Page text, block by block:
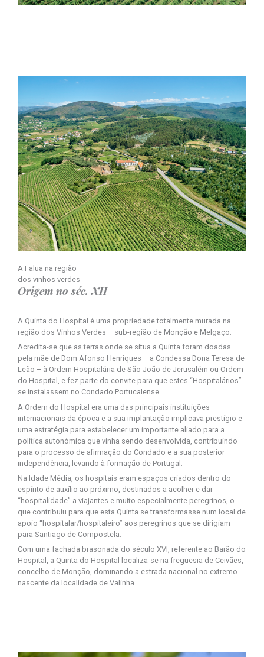
A Falua na região
dos vinhos verdes
Origem no séc. XII
A Quinta do Hospital é uma propriedade totalmente murada na
região dos Vinhos Verdes – sub-região de Monção e Melgaço.
Acredita-se que as terras onde se situa a Quinta foram doadas
pela mãe de Dom Afonso Henriques – a Condessa Dona Teresa de
Leão – à Ordem Hospitalária de São João de Jerusalém ou Ordem
do Hospital, e fez parte do convite para que estes “Hospitalários”
se instalassem no Condado Portucalense.
A Ordem do Hospital era uma das principais instituições
internacionais da época e a sua implantação implicava prestígio e
uma estratégia para estabelecer um importante aliado para a
política autonómica que vinha sendo desenvolvida, contribuindo
para o processo de afirmação do Condado e a sua posterior
independência, levando à formação de Portugal.
Na Idade Média, os hospitais eram espaços criados dentro do
espírito de auxílio ao próximo, destinados a acolher e dar
“hospitalidade” a viajantes e muito especialmente peregrinos, o
que contribuiu para que esta Quinta se transformasse num local de
apoio “hospitalar/hospitaleiro” aos peregrinos que se dirigiam
para Santiago de Compostela.
Com uma fachada brasonada do século XVI, referente ao Barão do
Hospital, a Quinta do Hospital localiza-se na freguesia de Ceivães,
concelho de Monção, dominando a estrada nacional no extremo
nascente da localidade de Valinha.